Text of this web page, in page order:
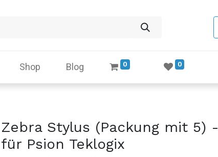
Shop Blog 0 0
Zebra Stylus (Packung mit 5) -
für Psion Teklogix